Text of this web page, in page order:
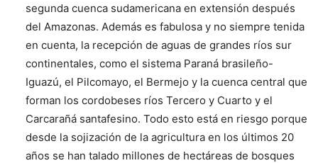
segunda cuenca sudamericana en extensión después
del Amazonas. Además es fabulosa y no siempre tenida
en cuenta, la recepción de aguas de grandes ríos sur
continentales, como el sistema Paraná brasileño-
Iguazú, el Pilcomayo, el Bermejo y la cuenca central que
forman los cordobeses ríos Tercero y Cuarto y el
Carcarañá santafesino. Todo esto está en riesgo porque
desde la sojización de la agricultura en los últimos 20
años se han talado millones de hectáreas de bosques